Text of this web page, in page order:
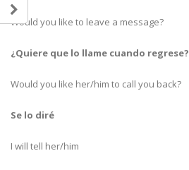
Would you like to leave a message?
¿Quiere que lo llame cuando regrese?
Would you like her/him to call you back?
Se lo diré
I will tell her/him